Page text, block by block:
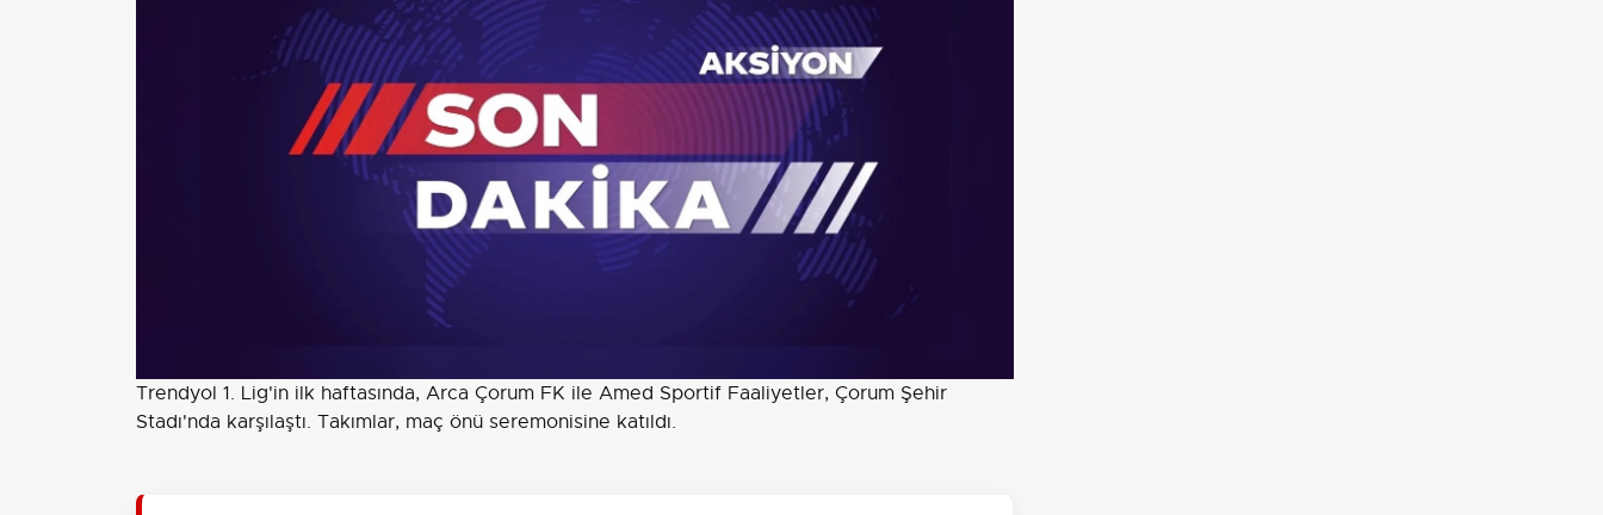
Trendyol 1. Lig'in ilk haftasında, Arca Çorum FK ile Amed Sportif Faaliyetler, Çorum Şehir
Stadı'nda karşılaştı. Takımlar, maç önü seremonisine katıldı.